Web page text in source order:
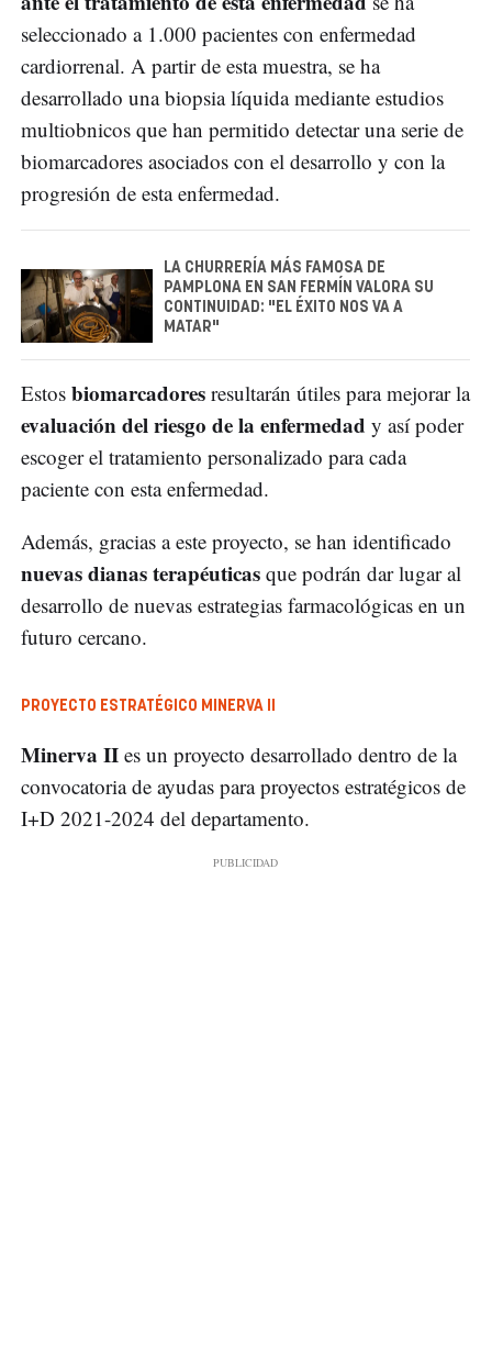
seleccionado a 1.000 pacientes con enfermedad
cardiorrenal. A partir de esta muestra, se ha
desarrollado una biopsia líquida mediante estudios
multiobnicos que han permitido detectar una serie de
biomarcadores asociados con el desarrollo y con la
progresión de esta enfermedad.
LA CHURRERÍA MÁS FAMOSA DE
PAMPLONA EN SAN FERMÍN VALORA SU
CONTINUIDAD: "EL ÉXITO NOS VA A
MATAR"
Estos biomarcadores resultarán útiles para mejorar la
evaluación del riesgo de la enfermedad y así poder
escoger el tratamiento personalizado para cada
paciente con esta enfermedad.
Además, gracias a este proyecto, se han identificado
nuevas dianas terapéuticas que podrán dar lugar al
desarrollo de nuevas estrategias farmacológicas en un
futuro cercano.
PROYECTO ESTRATÉGICO MINERVA II
Minerva II es un proyecto desarrollado dentro de la
convocatoria de ayudas para proyectos estratégicos de
I+D 2021-2024 del departamento.